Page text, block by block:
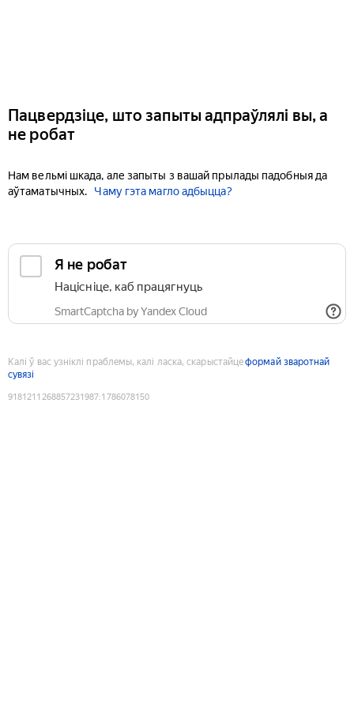
Пацвердзіце, што запыты адпраўлялі вы, а
не робат
Нам вельмі шкада, але запыты з вашай прылады падобныя да
аўтаматычных.
Чаму гэта магло адбыцца?
Я не робат
Націсніце, каб працягнуць
SmartCaptcha by Yandex Cloud
Калі ў вас узніклі праблемы, калі ласка, скарыстайцеформай зваротнай
сувязі
9181211268857231987:1786078150